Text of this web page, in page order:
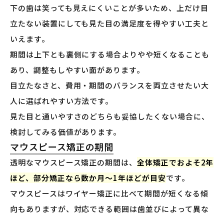
下の歯は笑っても見えにくいことが多いため、上だけ目
立たない装置にしても見た目の満足度を得やすい工夫と
いえます。
期間は上下とも裏側にする場合よりやや短くなることも
あり、調整もしやすい面があります。
目立たなさと、費用・期間のバランスを両立させたい大
人に選ばれやすい方法です。
見た目と通いやすさのどちらも妥協したくない場合に、
検討してみる価値があります。
マウスピース矯正の期間
透明なマウスピース矯正の期間は、 全体矯正でおよそ2年
ほど、部分矯正なら数か月〜1年ほどが目安です。
マウスピースはワイヤー矯正に比べて期間が短くなる傾
向もありますが、対応できる範囲は歯並びによって異な